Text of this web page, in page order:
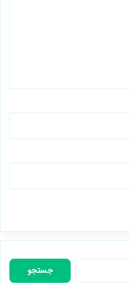
جستجو
برای: